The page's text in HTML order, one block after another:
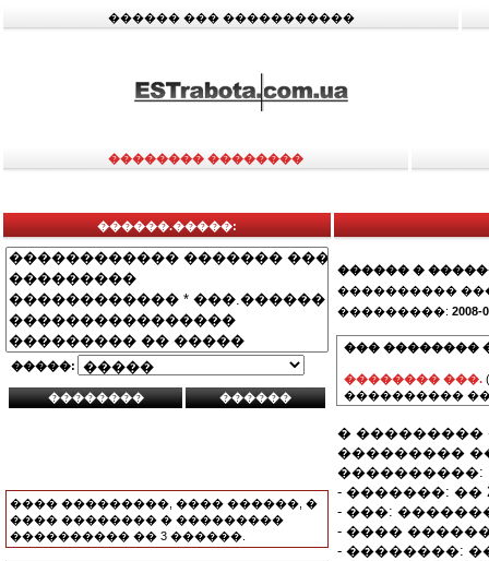
������ ��� �����������
�������� ��������
������.�����:
�����:
���� ���������, ���� ������, �
���� �������� � ���������
���������� �� 3 ������.
������ �
����������
���������: 2008-
��� ��������
�������� ���.
����������
�
���������
����������:
- �������: ��
- ���:
- ����
- ��������: